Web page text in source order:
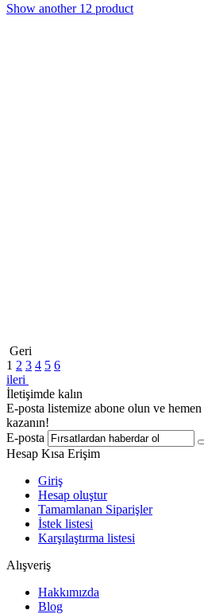
Show another 12 product
Geri
1 2 3 4 5 6
ileri
İletişimde kalın
E-posta listemize abone olun ve
kazanın!
E-posta
Hesap Kısa Erişim
Giriş
Hesap oluştur
Tamamlanan Siparişler
İstek listesi
Karşılaştırma listesi
Alışveriş
Hakkımızda
Blog